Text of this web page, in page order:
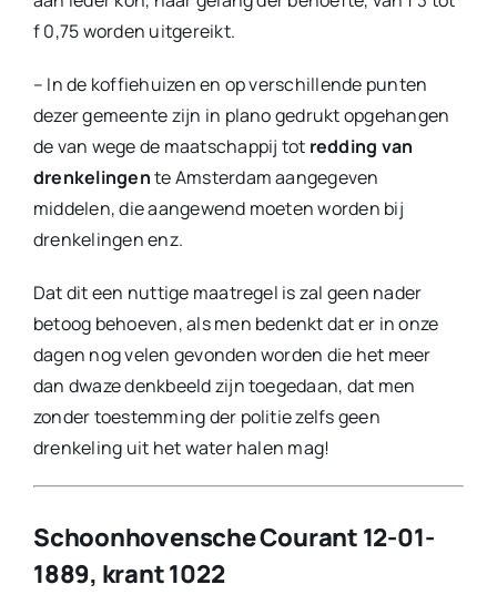
f 0,75 worden uitgereikt.
– In de koffiehuizen en op verschillende punten
dezer gemeente zijn in plano gedrukt opgehangen
de van wege de maatschappij tot redding van
drenkelingente Amsterdam aangegeven
middelen, die aangewend moeten worden bij
drenkelingen enz.
Dat dit een nuttige maatregel is zal geen nader
betoog behoeven, als men bedenkt dat er in onze
dagen nog velen gevonden worden die het meer
dan dwaze denkbeeld zijn toegedaan, dat men
zonder toestemming der politie zelfs geen
drenkeling uit het water halen mag!
Schoonhovensche Courant 12-01-
1889, krant 1022